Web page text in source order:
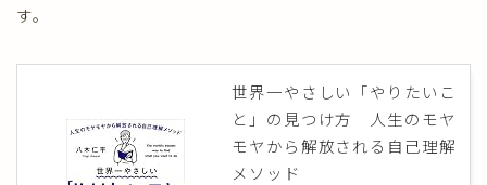
す。
世界一やさしい「やりたいこ
と」の見つけ方 人生のモヤ
モヤから解放される自己理解
メソッド